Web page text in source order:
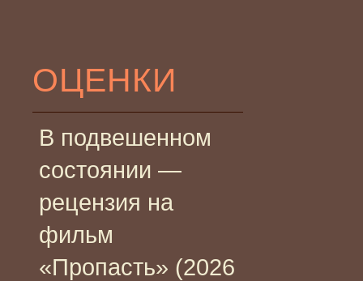
ОЦЕНКИ
В подвешенном
состоянии —
рецензия на
фильм
«Пропасть» (2026